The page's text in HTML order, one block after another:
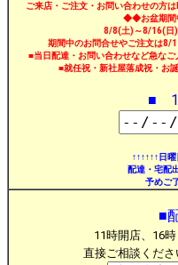
ご来店・ご注文・お問い合わせの方
◆◆お盆期間
8/8(土)～8/16(日)
期間中のお問合せやご注文は8/
■当日配達・お問い合わせなど急な
■就任祝・新社屋落成祝・お
■ 1
↑↑↑↑↑↑日
配達・宅配
予めご
■
11時開店、16
直接ご相談くだ